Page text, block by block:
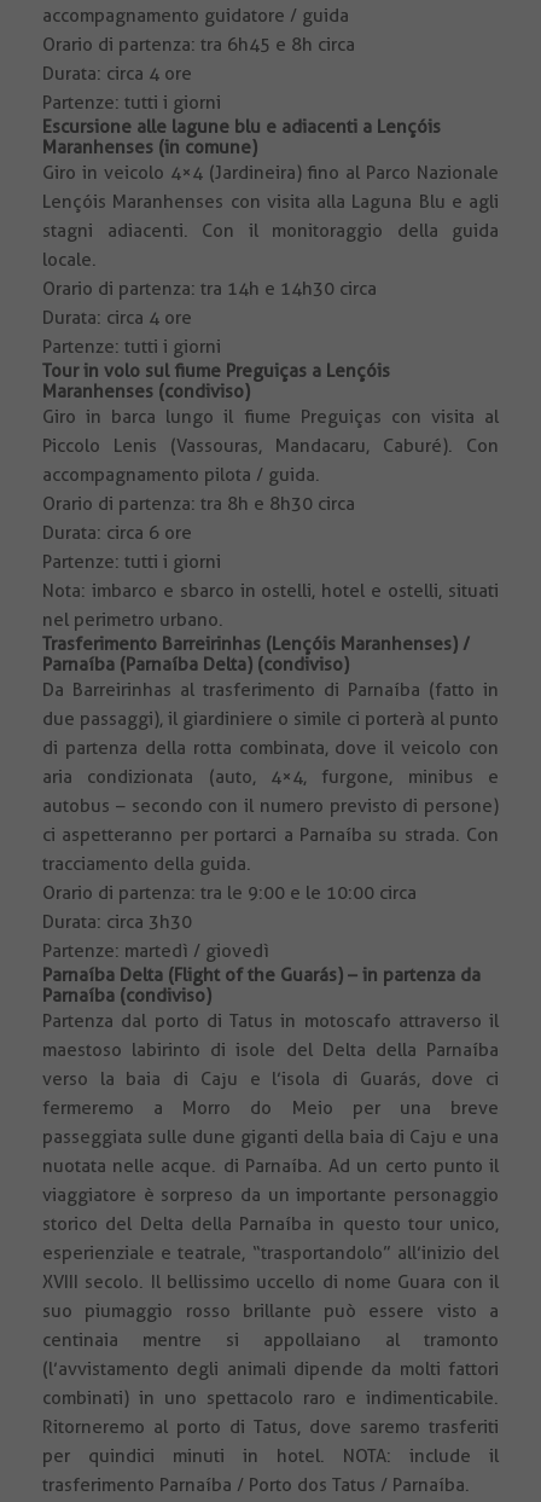
accompagnamento guidatore / guida
Orario di partenza: tra 6h45 e 8h circa
Durata: circa 4 ore
Partenze: tutti i giorni
Escursione alle lagune blu e adiacenti a Lençóis
Maranhenses (in comune)
Giro in veicolo 4×4 (Jardineira) fino al Parco Nazionale
Lençóis Maranhenses con visita alla Laguna Blu e agli
stagni adiacenti. Con il monitoraggio della guida
locale.
Orario di partenza: tra 14h e 14h30 circa
Durata: circa 4 ore
Partenze: tutti i giorni
Tour in volo sul fiume Preguiças a Lençóis
Maranhenses (condiviso)
Giro in barca lungo il fiume Preguiças con visita al
Piccolo Lenis (Vassouras, Mandacaru, Caburé). Con
accompagnamento pilota / guida.
Orario di partenza: tra 8h e 8h30 circa
Durata: circa 6 ore
Partenze: tutti i giorni
Nota: imbarco e sbarco in ostelli, hotel e ostelli, situati
nel perimetro urbano.
Trasferimento Barreirinhas (Lençóis Maranhenses) /
Parnaíba (Parnaíba Delta) (condiviso)
Da Barreirinhas al trasferimento di Parnaíba (fatto in
due passaggi), il giardiniere o simile ci porterà al punto
di partenza della rotta combinata, dove il veicolo con
aria condizionata (auto, 4×4, furgone, minibus e
autobus – secondo con il numero previsto di persone)
ci aspetteranno per portarci a Parnaíba su strada. Con
tracciamento della guida.
Orario di partenza: tra le 9:00 e le 10:00 circa
Durata: circa 3h30
Partenze: martedì / giovedì
Parnaíba Delta (Flight of the Guarás) – in partenza da
Parnaíba (condiviso)
Partenza dal porto di Tatus in motoscafo attraverso il
maestoso labirinto di isole del Delta della Parnaíba
verso la baia di Caju e l’isola di Guarás, dove ci
fermeremo a Morro do Meio per una breve
passeggiata sulle dune giganti della baia di Caju e una
nuotata nelle acque. di Parnaíba. Ad un certo punto il
viaggiatore è sorpreso da un importante personaggio
storico del Delta della Parnaíba in questo tour unico,
esperienziale e teatrale, “trasportandolo” all’inizio del
XVIII secolo. Il bellissimo uccello di nome Guara con il
suo piumaggio rosso brillante può essere visto a
centinaia mentre si appollaiano al tramonto
(l’avvistamento degli animali dipende da molti fattori
combinati) in uno spettacolo raro e indimenticabile.
Ritorneremo al porto di Tatus, dove saremo trasferiti
per quindici minuti in hotel. NOTA: include il
trasferimento Parnaíba / Porto dos Tatus / Parnaíba.